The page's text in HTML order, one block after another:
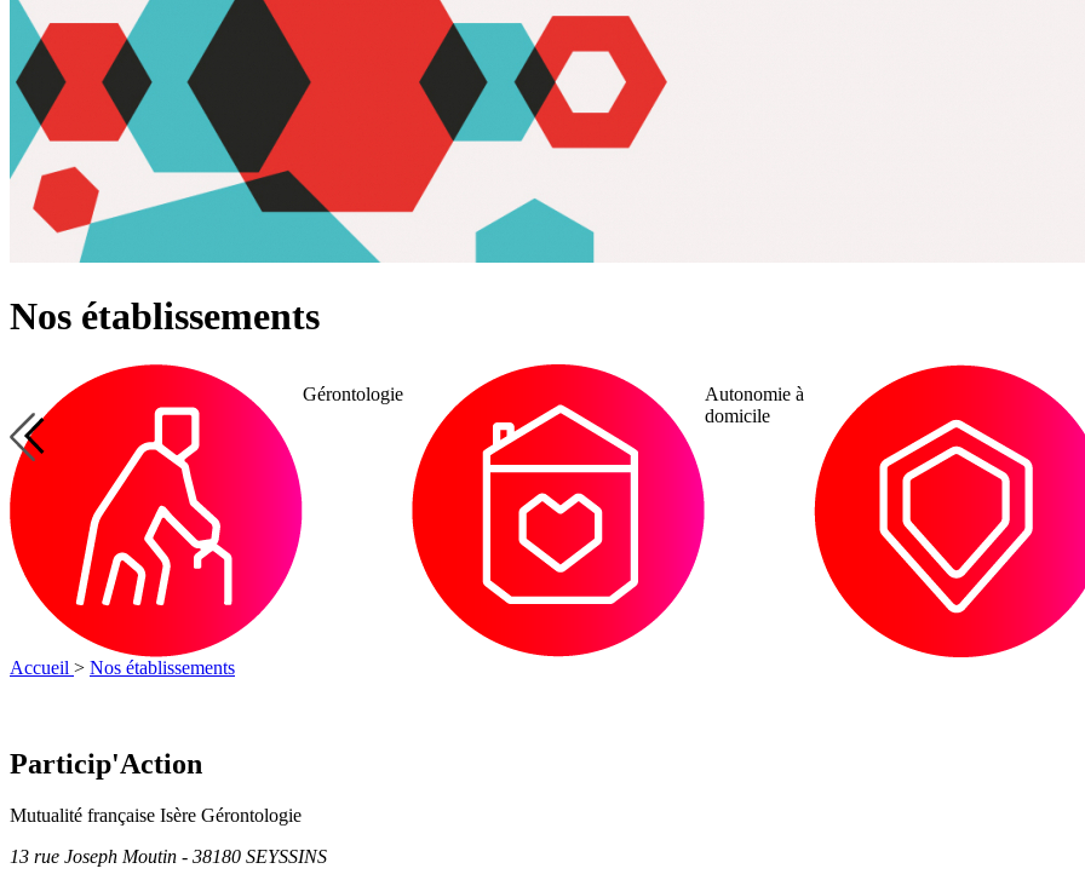
Nos établissements
Gérontologie
Gérontologie
Autonomie
domicile
Autonomie à
domicile
majeurs
Accueil > Nos établissements
Particip'Action
Mutualité française Isère Gérontologie
13 rue Joseph Moutin - 38180 SEYSSINS